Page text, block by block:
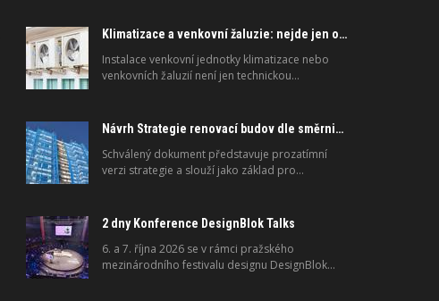
Klimatizace a venkovní žaluzie: nejde jen o peníze, ale i o právo
Instalace venkovní jednotky klimatizace nebo
venkovních žaluzií není jen technickou…
Návrh Strategie renovací budov dle směrnice 2024/1275/EU o energetické náročnosti budov
Schválený dokument představuje prozatímní
verzi strategie a slouží jako základ pro…
2 dny Konference DesignBlok Talks
6. a 7. října 2026 se v rámci pražského
mezinárodního festivalu designu DesignBlok…